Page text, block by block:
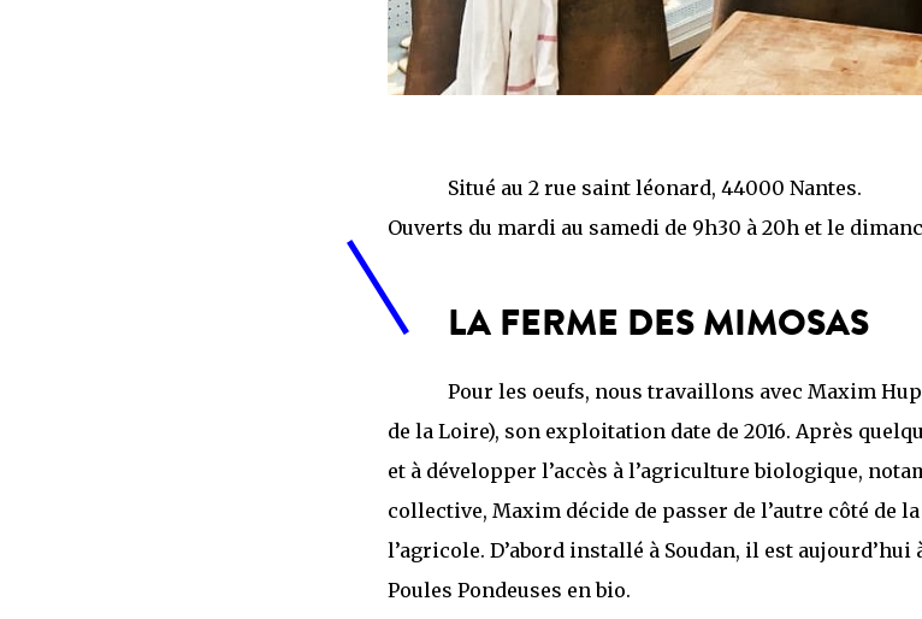
Situé au 2 rue saint léonard, 44000 Nantes.
Ouverts du mardi au samedi de 9h30 à 20h et le
LA FERME DES MIMOSAS
Pour les oeufs, nous travaillons avec Maxim
de la Loire), son exploitation date de 2016. Après
et à développer l’accès à l’agriculture biologique,
collective, Maxim décide de passer de l’autre côté de
l’agricole. D’abord installé à Soudan, il est
Poules Pondeuses en bio.